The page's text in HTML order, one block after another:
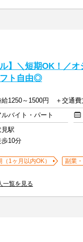
】＼短期OK！／
ト自由◎
給1250～1500円 ＋交通費
ルバイト・パート
見駅
歩10分
（1ヶ月以内OK） 副業
一覧を見る